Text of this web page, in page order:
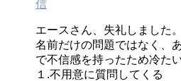
信
エースさん、失礼しました。
名前だけの問題ではなく、
で不信感を持ったため冷た
１.不用意に質問してくる